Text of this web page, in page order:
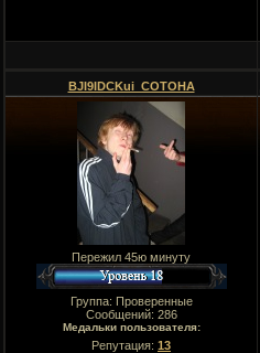
BJI9IDCKui_COTOHA
Пережил 45ю минуту
Группа: Проверенные
Сообщений: 286
Медальки пользователя:
Репутация: 13